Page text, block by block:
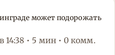
может подорожать
14:38 • 5 мин • 0 комм.